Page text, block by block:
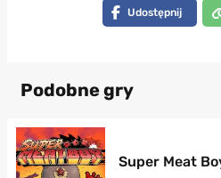
Udostępnij
Podobne gry
Super Meat